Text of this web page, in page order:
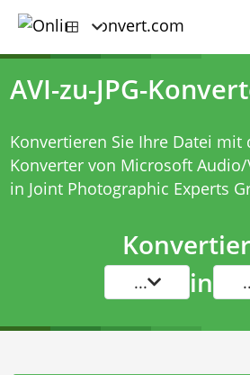
AVI-zu-JPG-
Konvertieren Sie Ihre Datei mit
Konvertervon Microsoft Audio/
in Joint Photographic Experts
... in